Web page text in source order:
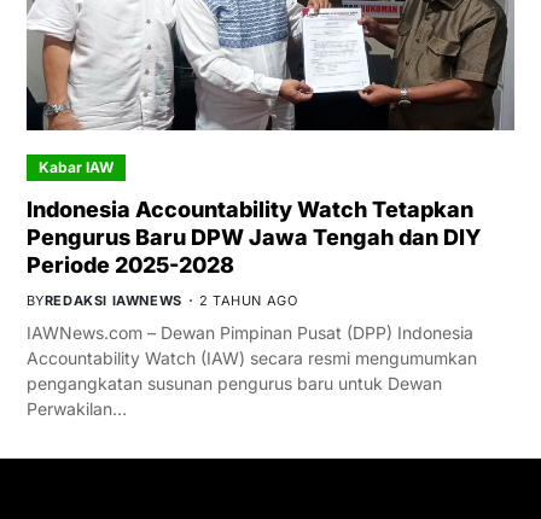
Kabar IAW
Indonesia Accountability Watch Tetapkan
Pengurus Baru DPW Jawa Tengah dan DIY
Periode 2025-2028
BYREDAKSI IAWNEWS 2 TAHUN AGO
IAWNews.com – Dewan Pimpinan Pusat (DPP) Indonesia
Accountability Watch (IAW) secara resmi mengumumkan
pengangkatan susunan pengurus baru untuk Dewan
Perwakilan…